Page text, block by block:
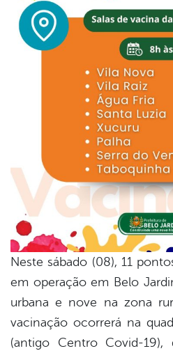
Neste sábado (08), 11
em operação em Belo
urbana e nove na zona
vacinação ocorrerá na
(antigo Centro Covid-